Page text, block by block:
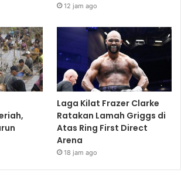
12 jam ago
Laga Kilat Frazer Clarke
Ratakan Lamah Griggs di
Atas Ring First Direct
Arena
18 jam ago